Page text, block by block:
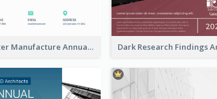
Water Manufacture Annual Reports